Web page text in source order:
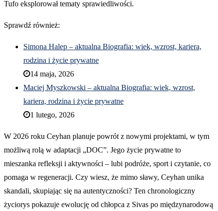
Tufo eksplorował tematy sprawiedliwości.
Sprawdź również:
Simona Halep – aktualna Biografia: wiek, wzrost, kariera,
rodzina i życie prywatne
14 maja, 2026
Maciej Myszkowski – aktualna Biografia: wiek, wzrost,
kariera, rodzina i życie prywatne
1 lutego, 2026
W 2026 roku Ceyhan planuje powrót z nowymi projektami, w tym
możliwą rolą w adaptacji „DOC”. Jego życie prywatne to
mieszanka refleksji i aktywności – lubi podróże, sport i czytanie, co
pomaga w regeneracji. Czy wiesz, że mimo sławy, Ceyhan unika
skandali, skupiając się na autentyczności? Ten chronologiczny
życiorys pokazuje ewolucję od chłopca z Sivas po międzynarodową